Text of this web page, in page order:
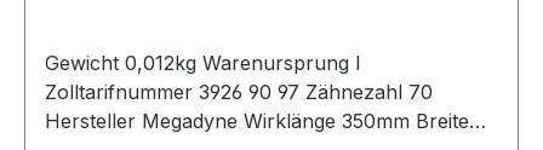
Gewicht 0,012kg Warenursprung I
Zolltarifnummer 3926 90 97 Zähnezahl 70
Hersteller Megadyne Wirklänge 350mm Breite